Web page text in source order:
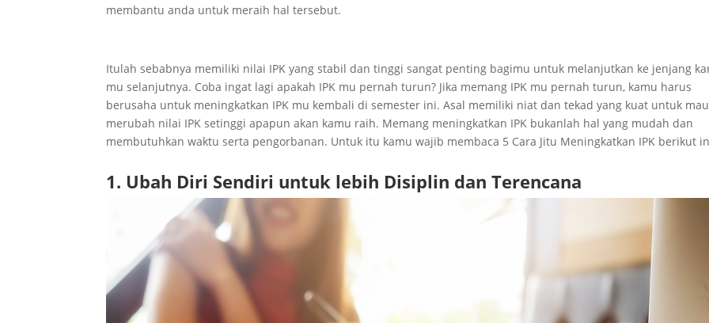
membantu anda untuk meraih hal tersebut.
Itulah sebabnya memiliki nilai IPK yang stabil dan tinggi sangat penting bagimu untuk melanjutkan ke jenjang
mu selanjutnya. Coba ingat lagi apakah IPK mu pernah turun? Jika memang IPK mu pernah turun, kamu harus
berusaha untuk meningkatkan IPK mu kembali di semester ini. Asal memiliki niat dan tekad yang kuat untuk mau
merubah nilai IPK setinggi apapun akan kamu raih. Memang meningkatkan IPK bukanlah hal yang mudah dan
membutuhkan waktu serta pengorbanan. Untuk itu kamu wajib membaca 5 Cara Jitu Meningkatkan IPK berikut
1. Ubah Diri Sendiri untuk lebih Disiplin dan Terencana